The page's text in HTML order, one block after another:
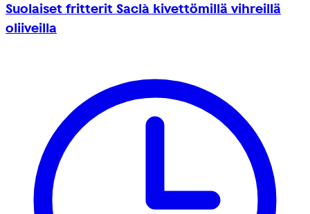
Suolaiset fritterit Saclà kivettömillä vihreillä
oliiveilla